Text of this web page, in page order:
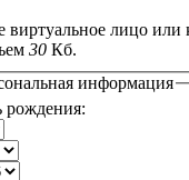
виртуальное лицо
30 Кб.
информация
рождения: